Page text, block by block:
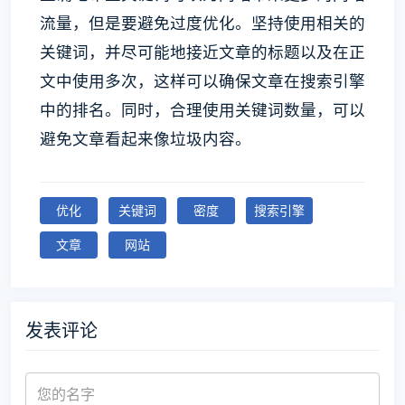
流量，但是要避免过度优化。坚持使用相关的
关键词，并尽可能地接近文章的标题以及在正
文中使用多次，这样可以确保文章在搜索引擎
中的排名。同时，合理使用关键词数量，可以
避免文章看起来像垃圾内容。
优化 关键词 密度
搜索引擎
文章
网站
发表评论